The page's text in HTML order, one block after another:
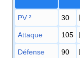
PV ² 30
Attaque 105
Défense 90